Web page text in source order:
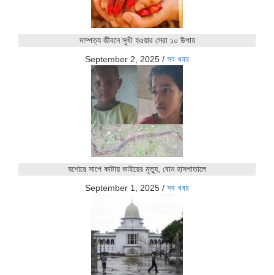
দাম্পত্য জীবনে সুখী হওয়ার সেরা ১০ উপায়
September 2, 2025 / সব খবর
যশোরে সাপে কাটায় ভাইয়ের মৃত্যু, বোন হাসপাতালে
September 1, 2025 / সব খবর